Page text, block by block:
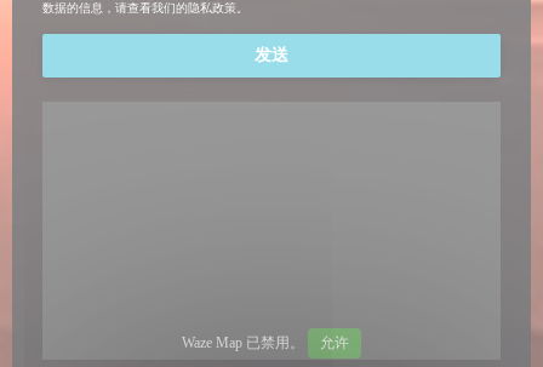
数据的信息，请查看我们的隐私政策
Waze Map 已禁用。 允许